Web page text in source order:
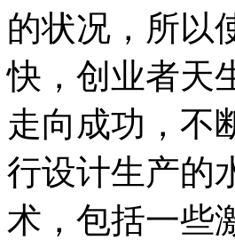
的状况，所以
快，创业者天
走向成功，不
行设计生产的
术，包括一些